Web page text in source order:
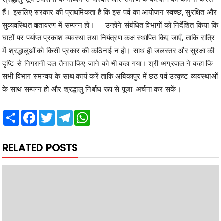
हैं। इसलिए सरकार की प्राथमिकता है कि इस पर्व का आयोजन स्वच्छ, सुरक्षित और
सुव्यवस्थित वातावरण में सम्पन्न हो। उन्होंने संबंधित विभागों को निर्देशित किया कि
घाटों पर पर्याप्त प्रकाश व्यवस्था तथा नियंत्रण कक्ष स्थापित किए जाएँ, ताकि रात्रि
में श्रद्धालुओं को किसी प्रकार की कठिनाई न हो। साथ ही जलस्तर और सुरक्षा की
दृष्टि से निगरानी दल तैनात किए जाने को भी कहा गया। श्री अग्रवाल ने कहा कि
सभी विभाग समन्वय के साथ कार्य करें ताकि अंबिकापुर में छठ पर्व उत्कृष्ट व्यवस्थाओं
के साथ सम्पन्न हो और श्रद्धालु निर्बाध रूप से पूजा-अर्चना कर सकें।
Share Facebook
TwitterTelegram
RELATED POSTS